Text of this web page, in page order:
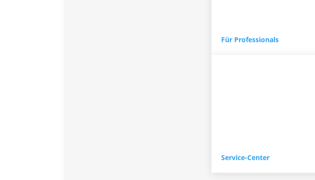
Für Professionals
Service-Center